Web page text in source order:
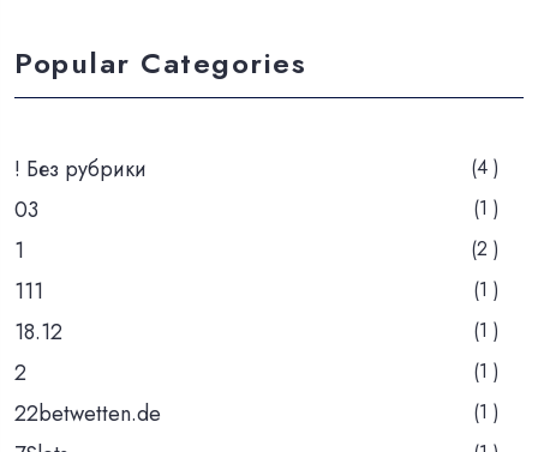
Popular Categories
! Без рубрики (4 )
03 (1 )
1 (2 )
111 (1 )
18.12 (1 )
2 (1 )
22betwetten.de (1 )